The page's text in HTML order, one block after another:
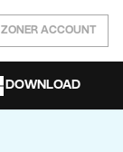
ZONER ACCOUNT
DOWNLOAD